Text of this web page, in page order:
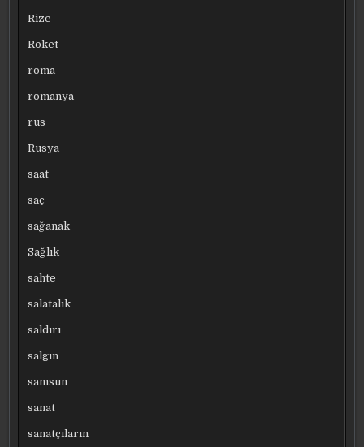
Rize
Roket
roma
romanya
rus
Rusya
saat
saç
sağanak
Sağlık
sahte
salatalık
saldırı
salgın
samsun
sanat
sanatçıların